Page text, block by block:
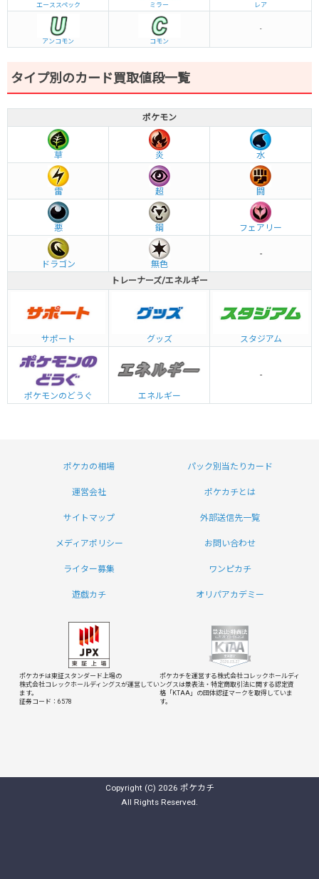
エーススペック ミラー レア
アンコモン コモン
-
タイプ別のカード買取値段一覧
ポケモン
草 炎 水
雷 超 闘
悪 鋼 フェアリー
ドラゴン 無色
-
トレーナーズ/エネルギー
サポート グッズ スタジアム
ポケモンのどうぐ エネルギー
-
ポケカの相場 パック別当たりカード
運営会社 ポケカチとは
サイトマップ 外部送信先一覧
メディアポリシー お問い合わせ
ライター募集 ワンピカチ
遊戯カチ オリパアカデミー
ポケカチは東証スタンダード上場の
株式会社コレックホールディングスが運営してい
ます。
証券コード：6578
ポケカチを運営する株式会社コレックホールディ
ングスは景表法・特定商取引法に関する認定資
格「KTAA」の団体認証マークを取得していま
す。
Copyright (C) 2026 ポケカチ
All Rights Reserved.